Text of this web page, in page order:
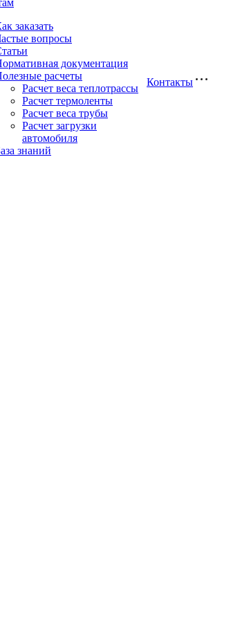
заказать
вопросы
документация
расчеты
Расчет веса теплотрассы
Расчет термоленты
Расчет веса трубы
Расчет загрузки
автомобиля
знаний
Контакты